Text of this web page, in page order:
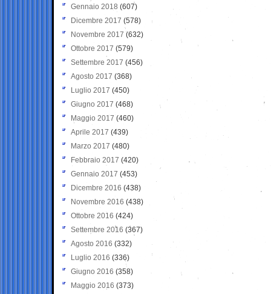
Gennaio 2018 (607)
Dicembre 2017 (578)
Novembre 2017 (632)
Ottobre 2017 (579)
Settembre 2017 (456)
Agosto 2017 (368)
Luglio 2017 (450)
Giugno 2017 (468)
Maggio 2017 (460)
Aprile 2017 (439)
Marzo 2017 (480)
Febbraio 2017 (420)
Gennaio 2017 (453)
Dicembre 2016 (438)
Novembre 2016 (438)
Ottobre 2016 (424)
Settembre 2016 (367)
Agosto 2016 (332)
Luglio 2016 (336)
Giugno 2016 (358)
Maggio 2016 (373)